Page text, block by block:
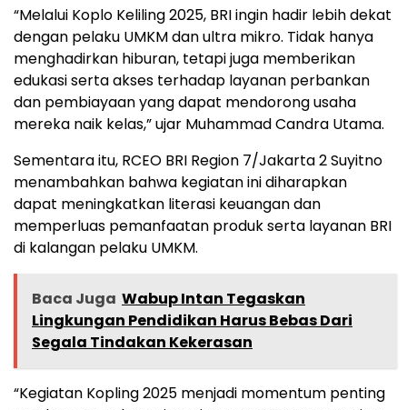
“Melalui Koplo Keliling 2025, BRI ingin hadir lebih dekat
dengan pelaku UMKM dan ultra mikro. Tidak hanya
menghadirkan hiburan, tetapi juga memberikan
edukasi serta akses terhadap layanan perbankan
dan pembiayaan yang dapat mendorong usaha
mereka naik kelas,” ujar Muhammad Candra Utama.
Sementara itu, RCEO BRI Region 7/Jakarta 2 Suyitno
menambahkan bahwa kegiatan ini diharapkan
dapat meningkatkan literasi keuangan dan
memperluas pemanfaatan produk serta layanan BRI
di kalangan pelaku UMKM.
Baca Juga Wabup Intan Tegaskan
Lingkungan Pendidikan Harus Bebas Dari
Segala Tindakan Kekerasan
“Kegiatan Kopling 2025 menjadi momentum penting